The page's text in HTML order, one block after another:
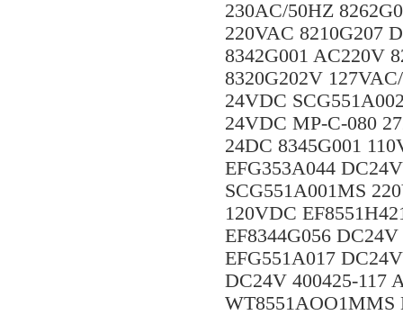
230AC/50HZ
220VAC 8210G207
8342G001 AC220V
8320G202V
24VDC
24VDC MP-C-080
24DC 8345G001
EFG353A044
SCG551A001MS
120VDC
EF8344G056
EFG551A017
DC24V 400425-117
WT8551AOO1MMS